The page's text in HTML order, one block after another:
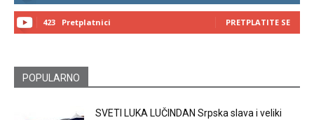
423 Pretplatnici PRETPLATITE SE
POPULARNO
SVETI LUKA LUČINDAN Srpska slava i veliki